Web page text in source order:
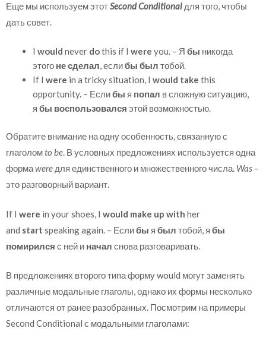
Еще мы используем этотSecond Conditional для того, чтобы
дать совет.
I would never dothis if I were you. – Я бы никогда
этого не сделал, еслибы был тобой.
If I were in a tricky situation, I would take this
opportunity. – Еслибы я попал в сложную ситуацию,
я бы воспользовался этой возможностью.
Обратите внимание на одну особенность, связанную с
глаголомto be. В условных предложениях используется одна
формаwere для единственного и множественного числа. Was –
это разговорный вариант.
If I were in your shoes, I would make up with her
and start speaking again. – Еслибы я был тобой, я бы
помирился с ней и начал снова разговаривать.
В предложениях второго типа форму would могут заменять
различные модальные глаголы, однако их формы несколько
отличаются от ранее разобранных. Посмотрим на примеры
Second Conditional с модальными глаголами: